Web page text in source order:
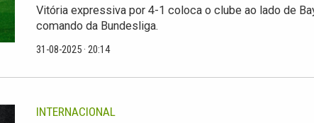
Vitória expressiva por 4-1 coloca o clube ao lado de
comando da Bundesliga.
31-08-2025 · 20:14
INTERNACIONAL